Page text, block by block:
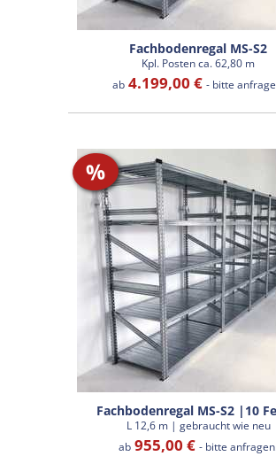
Fachbodenregal MS-S2
Kpl. Posten ca. 62,80 m
ab4.199,00 € - bitte
%
Fachbodenregal MS-S2 |10
L 12,6 m | gebraucht wie neu
ab 955,00 € - bitte anfragen.